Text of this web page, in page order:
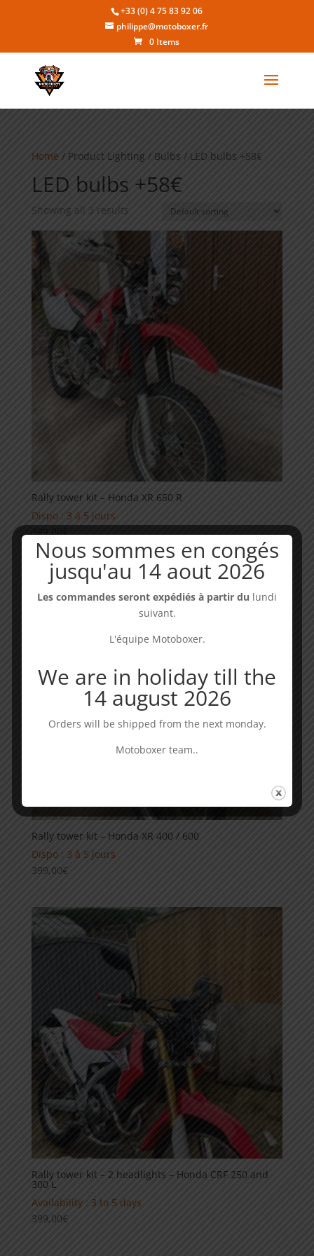
+33 (0) 4 75 83 92 06
philippe@motoboxer.fr
0 Items
Home / Product Lighting / Bulbs / LED bulbs +58€
LED bulbs +58€
Showing all 3 results
Rally tower kit – Honda XR 650 R
Dispo : 3 à 5 jours
399,00€
Rally tower kit – Honda XR 400 / 600
Dispo : 3 à 5 jours
399,00€
Rally tower kit – 2 headlights – Honda CRF 250 and
300 L
Availability : 3 to 5 days
399,00€
Nous sommes en congés
jusqu'au 14 aout 2026
Les commandes seront expédiés à partir du lundi
suivant.
L'équipe Motoboxer.
We are in holiday till the
14 august 2026
Orders will be shipped from the next monday.
Motoboxer team..